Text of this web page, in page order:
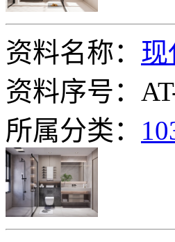
资料名称： 现
资料序号：
所属分类：